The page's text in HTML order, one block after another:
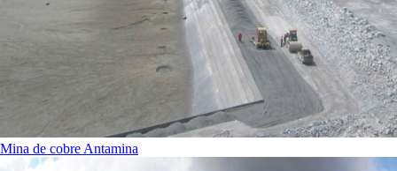
Mina de cobre Antamina